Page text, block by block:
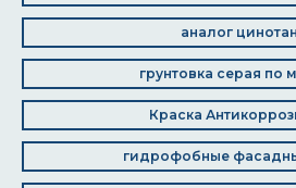
аналог
грунтовка серая по
Краска
гидрофобные